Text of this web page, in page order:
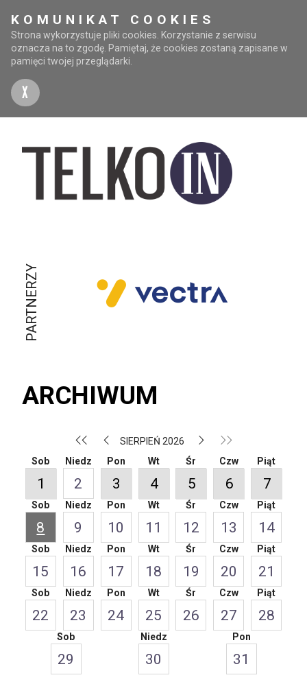
KOMUNIKAT COOKIES
Strona wykorzystuje pliki cookies. Korzystanie z serwisu
oznacza na to zgodę. Pamiętaj, że cookies zostaną zapisane w
pamięci twojej przeglądarki.
X
PARTNERZY
ARCHIWUM
SIERPIEŃ 2026
Sob
1
Niedz
2
Pon
3
Wt
4
Śr
5
Czw
6
Piąt
7
Sob
8
Niedz
9
Pon
10
Wt
11
Śr
12
Czw
13
Piąt
14
Sob
15
Niedz
16
Pon
17
Wt
18
Śr
19
Czw
20
Piąt
21
Sob
22
Niedz
23
Pon
24
Wt
25
Śr
26
Czw
27
Piąt
28
Sob
29
Niedz
30
Pon
31